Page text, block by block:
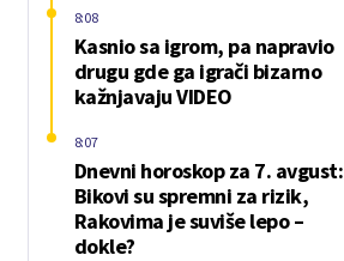
Kasnio sa igrom, pa napravio
drugu gde ga igrači bizarno
kažnjavaju VIDEO
8:08
Dnevni horoskop za 7. avgust:
Bikovi su spremni za rizik,
Rakovima je suviše lepo –
dokle?
8:07